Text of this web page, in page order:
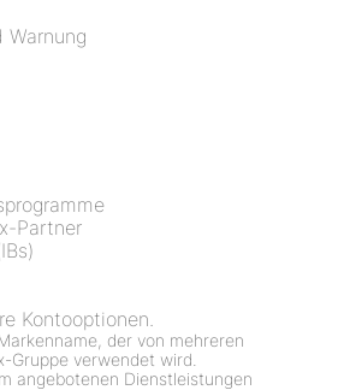
Partner
Kontooptionen.
der von mehreren
Gruppe verwendet wird.
angebotenen Dienstleistungen